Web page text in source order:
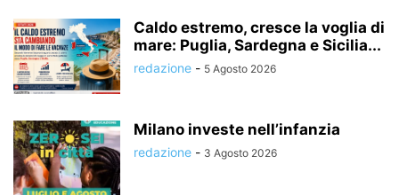
Caldo estremo, cresce la voglia di
mare: Puglia, Sardegna e Sicilia...
redazione - 5 Agosto 2026
Milano investe nell’infanzia
redazione - 3 Agosto 2026